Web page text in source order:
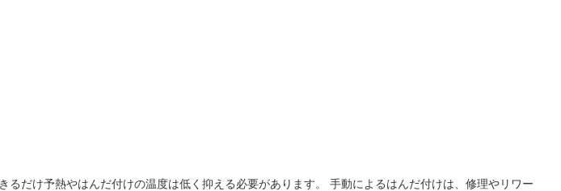
だけ予熱やはんだ付けの温度は低く抑える必要があります。 手動によるはんだ付けは、修理やリワー